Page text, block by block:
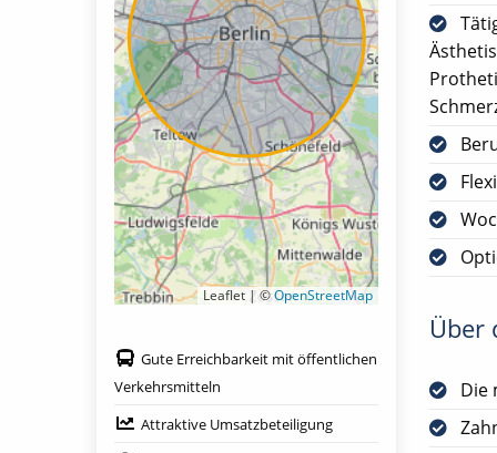
Über
Die
Leaflet | ©OpenStreetMap
Gute Erreichbarkeit mit öffentlichen
Verkehrsmitteln
Attraktive Umsatzbeteiligung